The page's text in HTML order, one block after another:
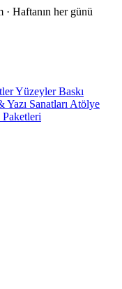
· Haftanın her günü
YüzeylerBaskı
Sanatları Atölye